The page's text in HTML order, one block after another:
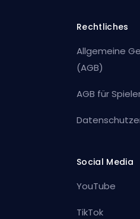
Rechtliches
Allgemeine
(AGB)
AGB für
Social Media
YouTube
TikTok